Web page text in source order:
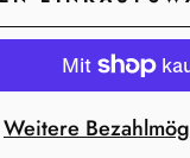
Weitere